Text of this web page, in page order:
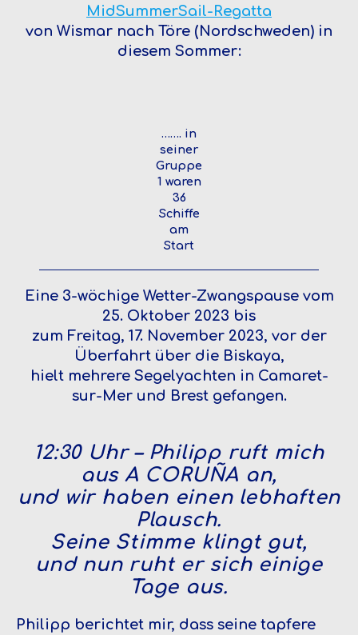
MidSummerSail-Regatta
von Wismar nach Töre (Nordschweden) in
diesem Sommer:
……. in
seiner
Gruppe
1 waren
36
Schiffe
am
Start
Eine 3-wöchige Wetter-Zwangspause vom
25. Oktober 2023 bis
zum Freitag, 17. November 2023, vor der
Überfahrt über die Biskaya,
hielt mehrere Segelyachten in Camaret-
sur-Mer und Brest gefangen.
12:30 Uhr – Philipp ruft mich
aus A CORUÑA an,
und wir haben einen lebhaften
Plausch.
Seine Stimme klingt gut,
und nun ruht er sich einige
Tage aus.
Philipp berichtet mir, dass seine tapfere